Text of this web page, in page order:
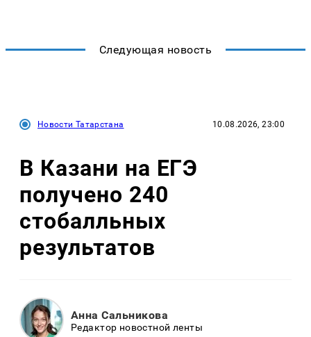
Следующая новость
Новости Татарстана 10.08.2026, 23:00
В Казани на ЕГЭ
получено 240
стобалльных
результатов
Анна Сальникова
Редактор новостной ленты